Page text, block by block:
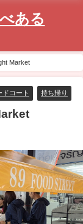
ある
Market
コート 持ち帰り